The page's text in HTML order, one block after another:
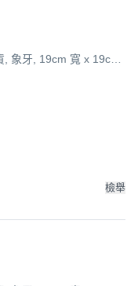
象牙, 19cm 寬 x 19cm
檢舉